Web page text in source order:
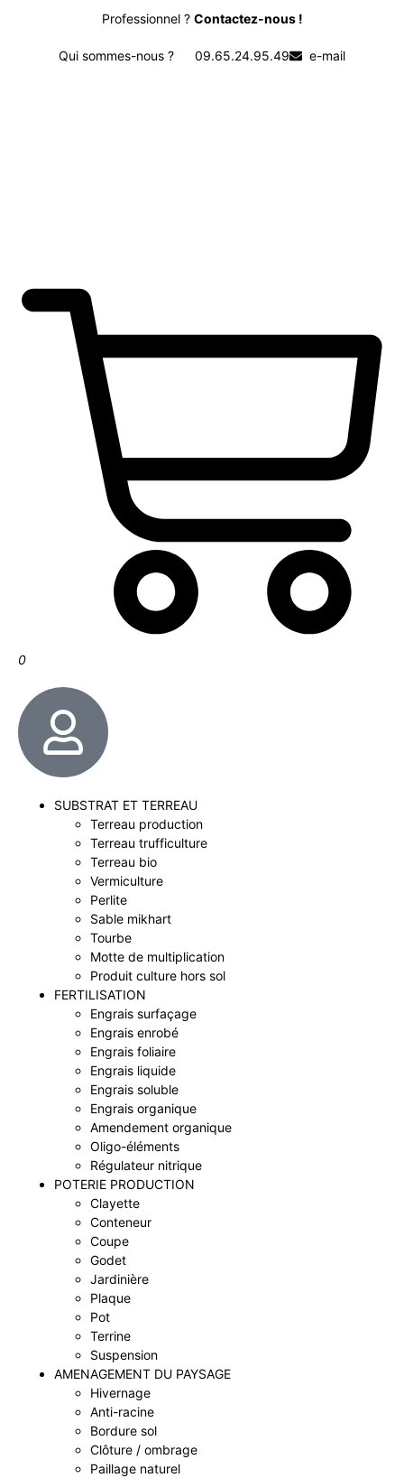
Professionnel ? Contactez-nous !
Qui sommes-nous ? 09.65.24.95.49 e-mail
0
SUBSTRAT ET TERREAU
Terreau production
Terreau trufficulture
Terreau bio
Vermiculture
Perlite
Sable mikhart
Tourbe
Motte de multiplication
Produit culture hors sol
FERTILISATION
Engrais surfaçage
Engrais enrobé
Engrais foliaire
Engrais liquide
Engrais soluble
Engrais organique
Amendement organique
Oligo-éléments
Régulateur nitrique
POTERIE PRODUCTION
Clayette
Conteneur
Coupe
Godet
Jardinière
Plaque
Pot
Terrine
Suspension
AMENAGEMENT DU PAYSAGE
Hivernage
Anti-racine
Bordure sol
Clôture / ombrage
Paillage naturel